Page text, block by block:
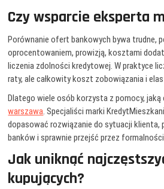
Czy wsparcie eksperta
Porównanie ofert bankowych bywa trudne,
oprocentowaniem, prowizją, kosztami
liczenia zdolności kredytowej. W praktyce
raty, ale całkowity koszt zobowiązania i
Dlatego wiele osób korzysta z pomocy,
warszawa. Specjaliści marki
dopasować rozwiązanie do sytuacji
banków i sprawnie przejść przez
Jak uniknąć
kupujących?